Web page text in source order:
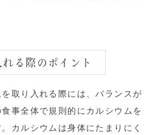
る際のポイント
取り入れる際には、バランスが
事全体で規則的にカルシウムを
カルシウムは身体にたまりにく